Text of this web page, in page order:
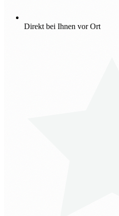
Direkt bei Ihnen vor Ort